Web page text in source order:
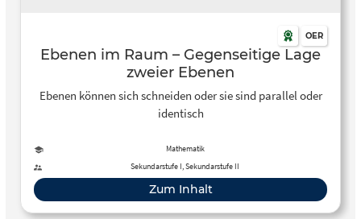
OER
Ebenen im Raum – Gegenseitige Lage
zweier Ebenen
Ebenen können sich schneiden oder sie sind parallel oder
identisch
Mathematik
Sekundarstufe I, Sekundarstufe II
Zum Inhalt